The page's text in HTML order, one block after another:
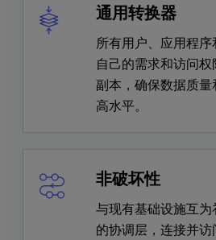
通用转换器
所有用户、应用程
自己的需求和访问
副本，确保数据质
高水平。
非破坏性
与现有基础设施互
的协调层，连接并